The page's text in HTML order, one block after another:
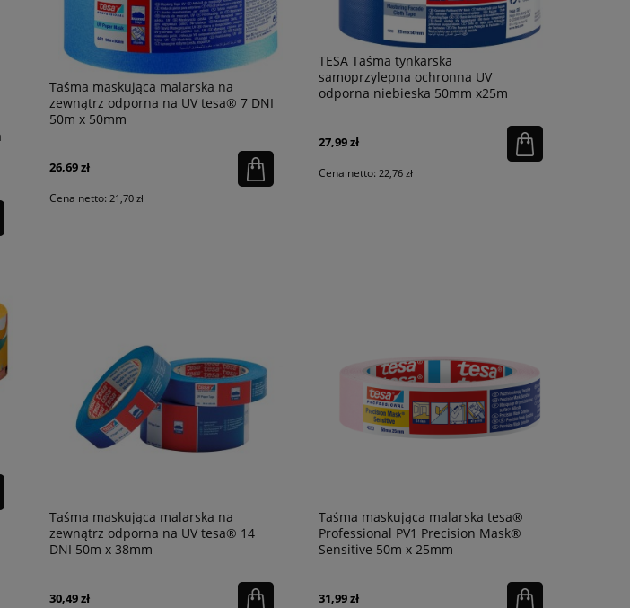
Taśma maskująca malarska na
zewnątrz odporna na UV tesa® 7 DNI
50m x 50mm
26,69 zł
Cena netto: 21,70 zł
TESA Taśma tynkarska
samoprzylepna ochronna UV
odporna niebieska 50mm x25m
27,99 zł
Cena netto: 22,76 zł
Taśma maskująca malarska na
zewnątrz odporna na UV tesa® 14
DNI 50m x 38mm
30,49 zł
Taśma maskująca malarska tesa®
Professional PV1 Precision Mask®
Sensitive 50m x 25mm
31,99 zł